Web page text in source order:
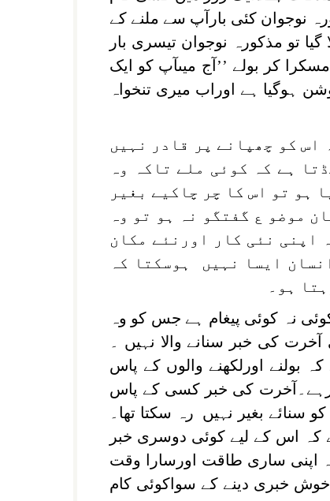
نوجوان کئی بارآپ سے ملنے کے
تو مذکورہ نوجوان تیسری بار
کر بولے ’’آج میںآپ کو ایک
ہوگیا ہے اوراب میری تنخواہ
اس کو چھپانے پر قادر نہیں
ہے کہ کوئی ملے تاکہ وہ
ہو تو اس کا چر چاکیے بغیر
موضو ع گفتگو نہ ہو تو وہ
اپنی نئی کار اورنئے مکان
ایسا نہیں ہوسکتا کہ
ہو۔
نہ کوئی پیغام ہے جس کو وہ
کی خبر سنانے والا نہیں ۔
بولنے اورلکھنے والوں کے پاس
کی خبر کسی کے پاس
بغیر نہیں رہ سکتا تھا۔
کہ اس کے لیے کوئی دوسری خبر
اپنی ساری طاقت اورسارا وقت
خبری دینے کے سواکوئی کام